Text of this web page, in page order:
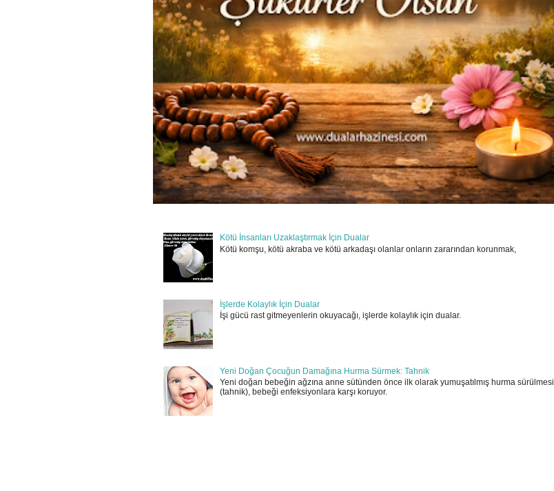
Kötü İnsanları Uzaklaştırmak İçin Dualar
Kötü komşu, kötü akraba ve kötü arkadaşı olanlar onların zararından korunmak,
İşlerde Kolaylık İçin Dualar
İşi gücü rast gitmeyenlerin okuyacağı, işlerde kolaylık için dualar.
Yeni Doğan Çocuğun Damağına Hurma Sürmek: Tahnik
Yeni doğan bebeğin ağzına anne sütünden önce ilk olarak yumuşatılmış hurma sürülmesi
(tahnik), bebeği enfeksiyonlara karşı koruyor.